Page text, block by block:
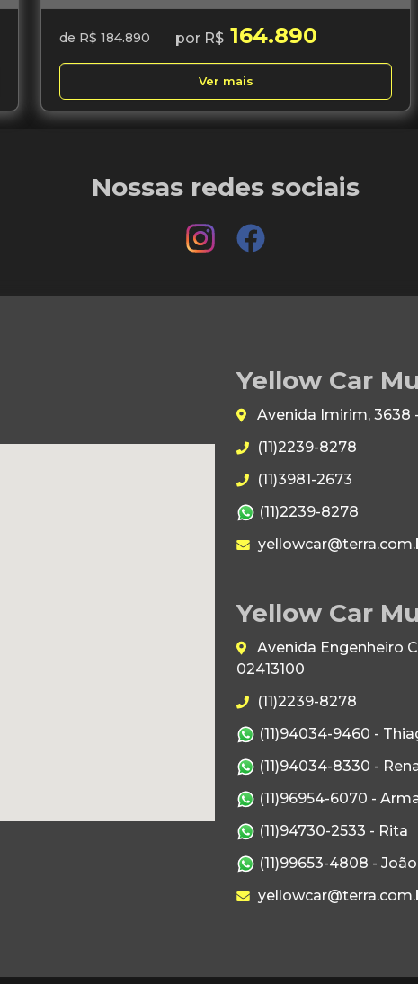
de R$ 184.890 por R$ 164.890
Ver mais
Nossas redes sociais
Yellow Car
Avenida Imirim, 3638
(11)2239-8278
(11)3981-2673
(11)2239-8278
Yellow Car
Avenida Engenheiro
02413100
(11)2239-8278
(11)94034-9460 -
(11)94034-8330 -
(11)96954-6070 -
(11)94730-2533 - Rita
(11)99653-4808 -